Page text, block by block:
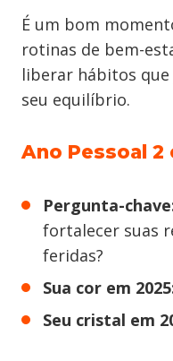
É um bom
rotinas de bem-
liberar hábitos
seu equilíbrio.
Ano Pessoal 2
Pergunta-
fortalecer suas
feridas?
Sua cor em
Seu cristal em